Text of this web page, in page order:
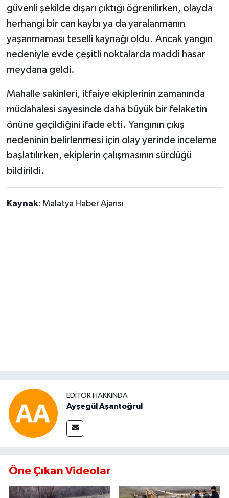
güvenli şekilde dışarı çıktığı öğrenilirken, olayda
herhangi bir can kaybı ya da yaralanmanın
yaşanmaması teselli kaynağı oldu. Ancak yangın
nedeniyle evde çeşitli noktalarda maddi hasar
meydana geldi.
Mahalle sakinleri, itfaiye ekiplerinin zamanında
müdahalesi sayesinde daha büyük bir felaketin
önüne geçildiğini ifade etti. Yangının çıkış
nedeninin belirlenmesi için olay yerinde inceleme
başlatılırken, ekiplerin çalışmasının sürdüğü
bildirildi.
Kaynak: Malatya Haber Ajansı
EDITÖR HAKKINDA
Ayşegül Aşantoğrul
Öne Çıkan Videolar